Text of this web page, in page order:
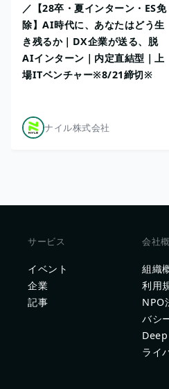
／【28卒・夏インターン・ES免
除】AI時代に、あなたはどう生
き残るか｜DX企業が送る、脱
AIインターン｜内定直結型｜上
場ITベンチャー※8/21締切※
ナイル株式会社
サービス
イベント
企業
記事
会社
組織
利用
NPO
バシ
ライ